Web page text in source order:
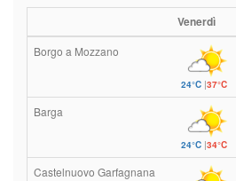
Venerdì
Borgo a Mozzano
24°C|37°C
Barga
24°C|34°C
Castelnuovo Garfagnana